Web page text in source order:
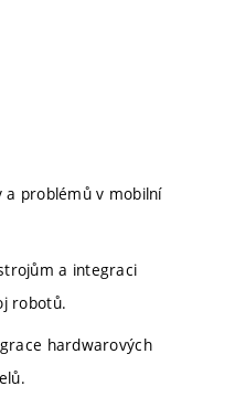
a problémů v mobilní
a integraci
robotů.
hardwarových